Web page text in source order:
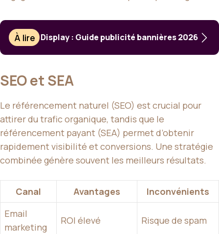
À lire Display : Guide publicité bannières 2026
SEO et SEA
Le référencement naturel (SEO) est crucial pour
attirer du trafic organique, tandis que le
référencement payant (SEA) permet d’obtenir
rapidement visibilité et conversions. Une stratégie
combinée génère souvent les meilleurs résultats.
Canal Avantages
Inconvénients
Email
marketing
ROI élevé Risque de spam